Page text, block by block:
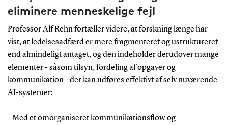
eliminere menneskelige fejl
Professor Alf Rehn fortæller videre, at forskning længe har
vist, at ledelsesadfærd er mere fragmenteret og ustruktureret
end almindeligt antaget, og den indeholder derudover mange
elementer - såsom tilsyn, fordeling af opgaver og
kommunikation - der kan udføres effektivt af selv nuværende
AI-systemer:
- Med et omorganiseret kommunikationsflow og